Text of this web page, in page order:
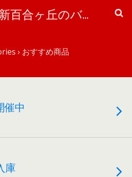
鶴川,柿生,新百合ヶ丘のバイク＆自転車屋さん「ワイズ・ピット」のブログ
› おすすめ商品
催中
庫